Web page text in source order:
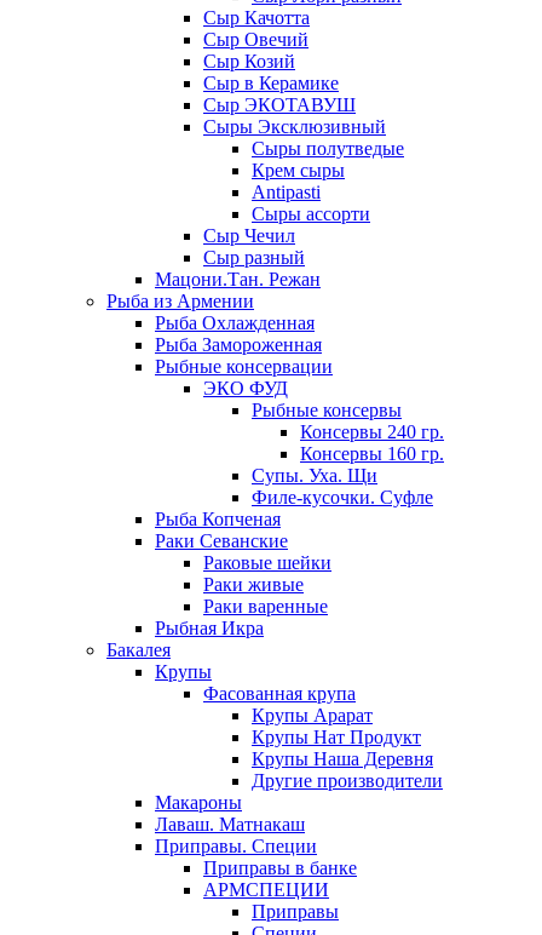
Сыр Качотта
Сыр Овечий
Сыр Козий
Сыр в Керамике
Сыр ЭКОТАВУШ
Сыры Эксклюзивный
Сыры полутведые
Крем сыры
Antipasti
Сыры ассорти
Сыр Чечил
Сыр разный
Мацони.Тан. Режан
Рыба из Армении
Рыба Охлажденная
Рыба Замороженная
Рыбные консервации
ЭКО ФУД
Рыбные консервы
Консервы 240 гр.
Консервы 160 гр.
Супы. Уха. Щи
Филе-кусочки. Суфле
Рыба Копченая
Раки Севанские
Раковые шейки
Раки живые
Раки варенные
Рыбная Икра
Бакалея
Крупы
Фасованная крупа
Крупы Арарат
Крупы Нат Продукт
Крупы Наша Деревня
Другие производители
Макароны
Лаваш. Матнакаш
Приправы. Специи
Приправы в банке
АРМСПЕЦИИ
Приправы